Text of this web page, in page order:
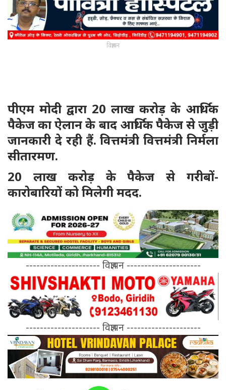
विज्ञापन
पीएम मोदी द्वारा 20 लाख करोड़ के आर्थिक
पैकेज का ऐलान के बाद आर्थिक पैकेज से जुड़ी
जानकारी दे रही हैं. वित्तमंत्री वित्तमंत्री निर्मला
सीतारमण.
20 लाख करोड़ के पैकेज से गरीबों-
कारोबारियों को मिलेगी मदद.
--------------------- विज्ञापन ---------------------
--------------------- विज्ञापन ---------------------